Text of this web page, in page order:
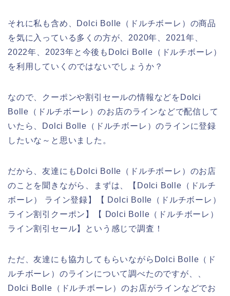
それに私も含め、Dolci Bolle（ドルチボーレ）の商品
を気に入っている多くの方が、2020年、2021年、
2022年、2023年と今後もDolci Bolle（ドルチボーレ）
を利用していくのではないでしょうか？
なので、クーポンや割引セールの情報などをDolci
Bolle（ドルチボーレ）のお店のラインなどで配信して
いたら、Dolci Bolle（ドルチボーレ）のラインに登録
したいな～と思いました。
だから、友達にもDolci Bolle（ドルチボーレ）のお店
のことを聞きながら、まずは、【Dolci Bolle（ドルチ
ボーレ） ライン登録】【 Dolci Bolle（ドルチボーレ）
ライン割引クーポン】【 Dolci Bolle（ドルチボーレ）
ライン割引セール】という感じで調査！
ただ、友達にも協力してもらいながらDolci Bolle（ド
ルチボーレ）のラインについて調べたのですが、、
Dolci Bolle（ドルチボーレ）のお店がラインなどでお